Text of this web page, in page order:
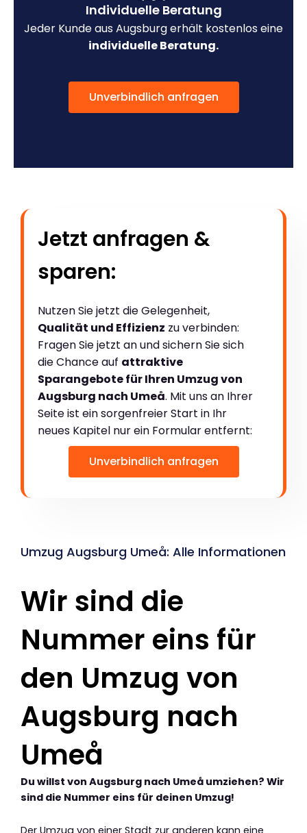
Individuelle Beratung
Jeder Kunde aus Augsburg erhält kostenlos eine
individuelle Beratung.
Unverbindlich anfragen
Jetzt anfragen &
sparen:
Nutzen Sie jetzt die Gelegenheit,
Qualität und Effizienz zu verbinden:
Fragen Sie jetzt an und sichern Sie sich
die Chance auf attraktive
Sparangebote für Ihren Umzug von
Augsburg nach Umeå. Mit uns an Ihrer
Seite ist ein sorgenfreier Start in Ihr
neues Kapitel nur ein Formular entfernt:
Unverbindlich anfragen
Umzug Augsburg Umeå: Alle Informationen
Wir sind die
Nummer eins für
den Umzug von
Augsburg nach
Umeå
Du willst von Augsburg nach Umeå umziehen? Wir
sind die Nummer eins für deinen Umzug!